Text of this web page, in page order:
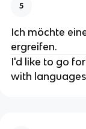
5
Ich möchte
ergreifen.
I'd like to go
with